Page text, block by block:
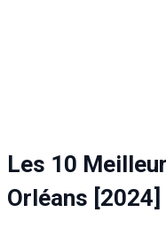
Les 10
Orléans [2024]